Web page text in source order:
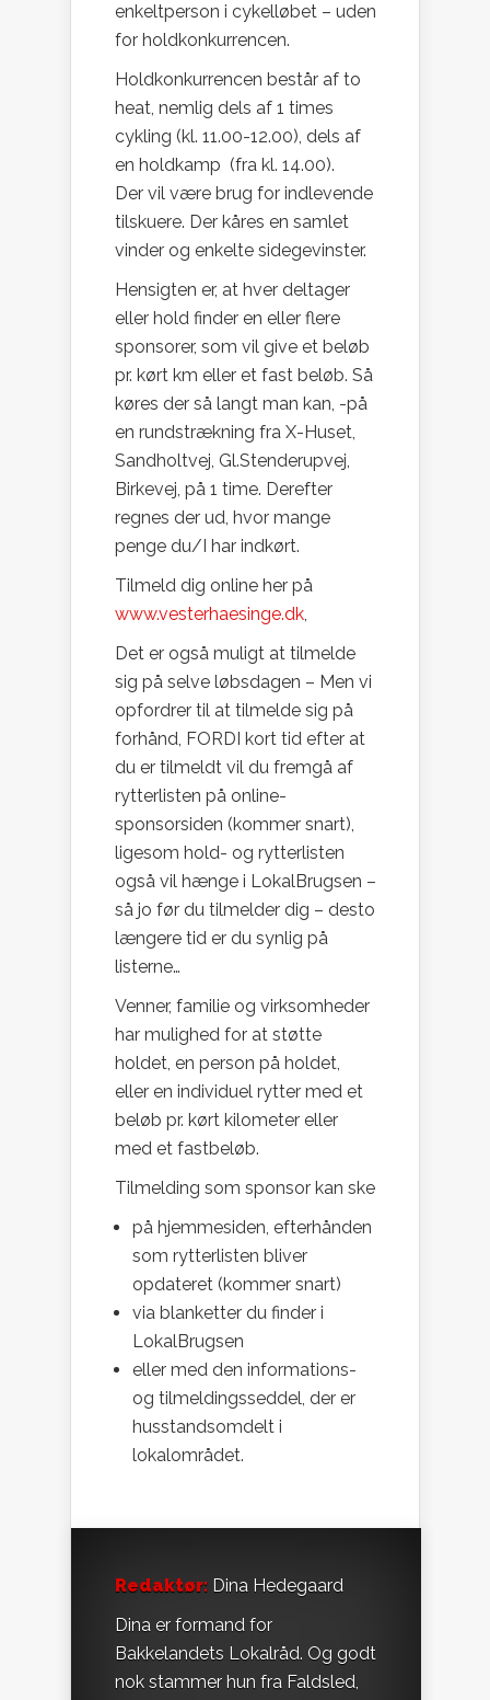
enkeltperson i cykelløbet – uden
for holdkonkurrencen.
Holdkonkurrencen består af to
heat, nemlig dels af 1 times
cykling (kl. 11.00-12.00), dels af
en holdkamp (fra kl. 14.00).
Der vil være brug for indlevende
tilskuere. Der kåres en samlet
vinder og enkelte sidegevinster.
Hensigten er, at hver deltager
eller hold finder en eller flere
sponsorer, som vil give et beløb
pr. kørt km eller et fast beløb. Så
køres der så langt man kan, -på
en rundstrækning fra X-Huset,
Sandholtvej, Gl.Stenderupvej,
Birkevej, på 1 time. Derefter
regnes der ud, hvor mange
penge du/I har indkørt.
Tilmeld dig online her på
www.vesterhaesinge.dk,
Det er også muligt at tilmelde
sig på selve løbsdagen – Men vi
opfordrer til at tilmelde sig på
forhånd, FORDI kort tid efter at
du er tilmeldt vil du fremgå af
rytterlisten på online-
sponsorsiden (kommer snart),
ligesom hold- og rytterlisten
også vil hænge i LokalBrugsen –
så jo før du tilmelder dig – desto
længere tid er du synlig på
listerne…
Venner, familie og virksomheder
har mulighed for at støtte
holdet, en person på holdet,
eller en individuel rytter med et
beløb pr. kørt kilometer eller
med et fastbeløb.
Tilmelding som sponsor kan ske
på hjemmesiden, efterhånden
som rytterlisten bliver
opdateret (kommer snart)
via blanketter du finder i
LokalBrugsen
eller med den informations-
og tilmeldingsseddel, der er
husstandsomdelt i
lokalområdet.
Redaktør: Dina Hedegaard
Dina er formand for
Bakkelandets Lokalråd. Og godt
nok stammer hun fra Faldsled,